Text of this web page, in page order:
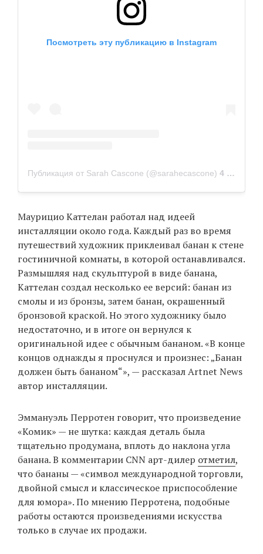
Посмотреть эту публикацию в Instagram
Публикация от Sarah Cascone (@sarahecascone) 4 Дек 2019 в 3:45 PST
Маурицио Каттелан работал над идеей
инсталляции около года. Каждый раз во время
путешествий художник приклеивал банан к стене
гостиничной комнаты, в которой останавливался.
Размышляя над скульптурой в виде банана,
Каттелан создал несколько ее версий: банан из
смолы и из бронзы, затем банан, окрашенный
бронзовой краской. Но этого художнику было
недостаточно, и в итоге он вернулся к
оригинальной идее с обычным бананом. «В конце
концов однажды я проснулся и произнес: „Банан
должен быть бананом“», — рассказал Artnet News
автор инсталляции.
Эммануэль Перротен говорит, что произведение
«Комик» — не шутка: каждая деталь была
тщательно продумана, вплоть до наклона угла
банана. В комментарии CNN арт-дилер отметил,
что бананы — «символ международной торговли,
двойной смысл и классическое приспособление
для юмора». По мнению Перротена, подобные
работы остаются произведениями искусства
только в случае их продажи.